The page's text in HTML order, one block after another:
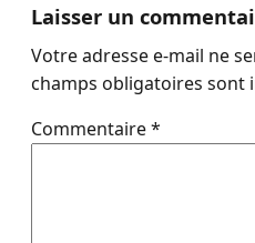
Laisser un
Votre adresse e-mail ne
champs obligatoires sont
Commentaire*